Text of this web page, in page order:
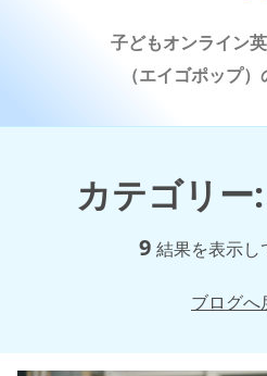
子どもオンライン
（エイゴポップ
カテゴリー:
9 結果を表示し
ブログへ